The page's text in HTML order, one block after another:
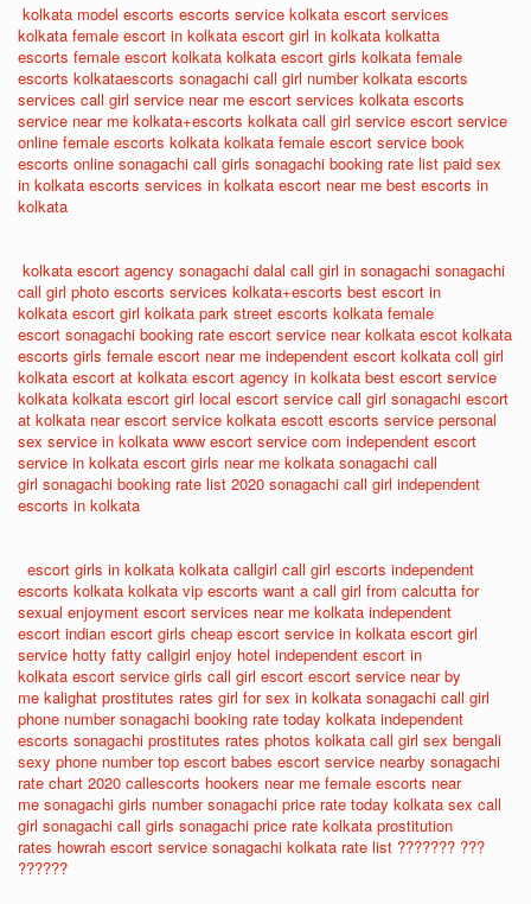
kolkata model escorts escorts service kolkata escort services
kolkata female escort in kolkata escort girl in kolkata kolkatta
escorts female escort kolkata kolkata escort girls kolkata female
escorts kolkataescorts sonagachi call girl number kolkata escorts
services call girl service near me escort services kolkata escorts
service near me kolkata+escorts kolkata call girl service escort service
online female escorts kolkata kolkata female escort service book
escorts online sonagachi call girls sonagachi booking rate list paid sex
in kolkata escorts services in kolkata escort near me best escorts in
kolkata
kolkata escort agency sonagachi dalal call girl in sonagachi sonagachi
call girl photo escorts services kolkata+escorts best escort in
kolkata escort girl kolkata park street escorts kolkata female
escort sonagachi booking rate escort service near kolkata escot kolkata
escorts girls female escort near me independent escort kolkata coll girl
kolkata escort at kolkata escort agency in kolkata best escort service
kolkata kolkata escort girl local escort service call girl sonagachi escort
at kolkata near escort service kolkata escott escorts service personal
sex service in kolkata www escort service com independent escort
service in kolkata escort girls near me kolkata sonagachi call
girl sonagachi booking rate list 2020 sonagachi call girl independent
escorts in kolkata
escort girls in kolkata kolkata callgirl call girl escorts independent
escorts kolkata kolkata vip escorts want a call girl from calcutta for
sexual enjoyment escort services near me kolkata independent
escort indian escort girls cheap escort service in kolkata escort girl
service hotty fatty callgirl enjoy hotel independent escort in
kolkata escort service girls call girl escort escort service near by
me kalighat prostitutes rates girl for sex in kolkata sonagachi call girl
phone number sonagachi booking rate today kolkata independent
escorts sonagachi prostitutes rates photos kolkata call girl sex bengali
sexy phone number top escort babes escort service nearby sonagachi
rate chart 2020 callescorts hookers near me female escorts near
me sonagachi girls number sonagachi price rate today kolkata sex call
girl sonagachi call girls sonagachi price rate kolkata prostitution
rates howrah escort service sonagachi kolkata rate list ??????? ???
??????